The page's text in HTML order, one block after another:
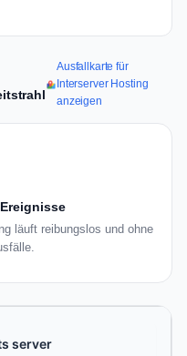
Ausfallkarte für
Interserver Hosting
anzeigen
läuft reibungslos und ohne
server